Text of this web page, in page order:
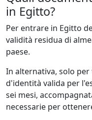
in Egitto?
Per entrare in Egitto
validità residua di
paese.
In alternativa, solo
d'identità valida per
sei mesi,
necessarie per